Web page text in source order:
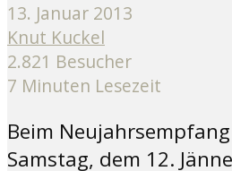
13. Januar 2013
Knut Kuckel
2.821 Besucher
7 Minuten Lesezeit
Beim
Samstag, dem 12.